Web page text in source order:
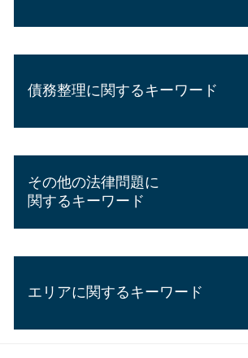
相続 権利
相続 離婚した妻
相続放棄 デメリット
成年後見人 手続き
相続 手順
相続 不動産 評価
交通事故 後遺障害等級
交通事故 休業補償
交通事故 相手 たちが悪い
交通事故 慰謝料 通院日数 少ない
交通事故 後遺症
交通事故 示談金 相場
交通事故 慰謝料 通院
駐車場 事故 過失割合
交通事故証明書とは
交通事故 損害賠償 事例
顧問弁護士 年収
企業法務 資格
顧問弁護士 メリット
顧問弁護士 個人 安い
企業法務 弁護士
顧問弁護士 費用 個人
企業法務
企業法務 年収
企業法務 弁護士 魅力
債務整理に関するキーワード
個人再生 開始決定通知
債務整理 弁護士費用 相場
自己破産 弁護士 選び方
過払い金請求 時効
個人再生 条件
過払い金 弁護士 評判
個人再生とは
その他の法律問題に
関するキーワード
離婚 慰謝料 払わない
離婚 相手が応じない
エリアに関するキーワード